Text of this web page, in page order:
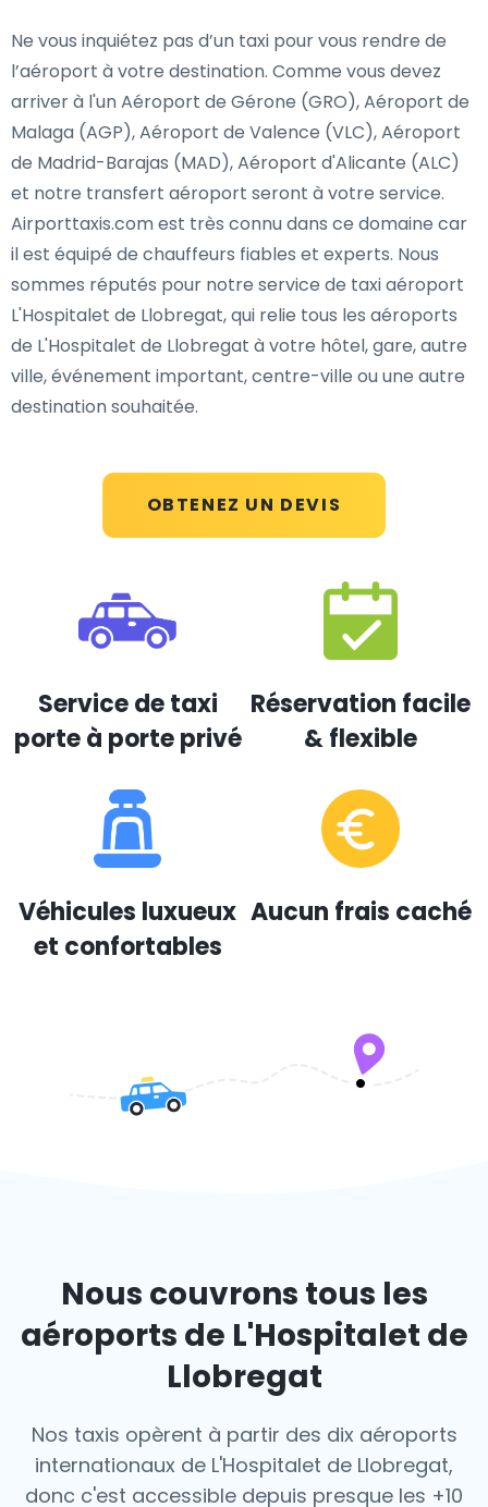
OBTENEZ UN DEVIS
Ne vous inquiétez pas d’un taxi pour vous rendre de
l’aéroport à votre destination. Comme vous devez
arriver à l'un Aéroport de Gérone (GRO), Aéroport de
Malaga (AGP), Aéroport de Valence (VLC), Aéroport
de Madrid-Barajas (MAD), Aéroport d'Alicante (ALC)
et notre transfert aéroport seront à votre service.
Airporttaxis.com est très connu dans ce domaine car
il est équipé de chauffeurs fiables et experts. Nous
sommes réputés pour notre service de taxi aéroport
L'Hospitalet de Llobregat, qui relie tous les aéroports
de L'Hospitalet de Llobregat à votre hôtel, gare, autre
ville, événement important, centre-ville ou une autre
destination souhaitée.
Service de taxi
porte à porte privé
Réservation facile
& flexible
Véhicules luxueux
et confortables
Aucun frais caché
Nous couvrons tous les
aéroports de L'Hospitalet de
Llobregat
Nos taxis opèrent à partir des dix aéroports
internationaux de L'Hospitalet de Llobregat,
donc c'est accessible depuis presque les +10